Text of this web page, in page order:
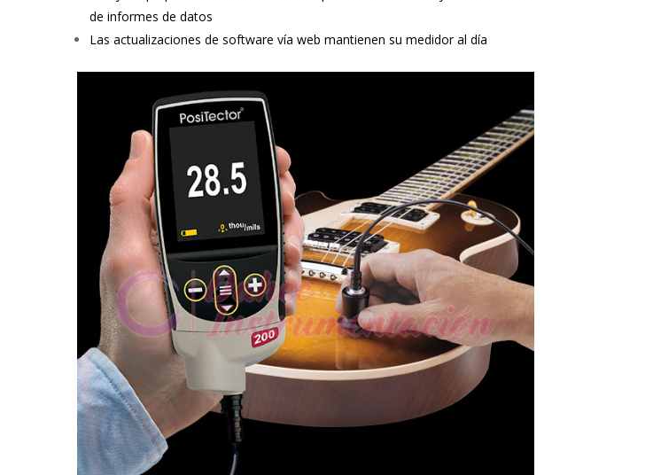
de informes de datos
Las actualizaciones de software vía web mantienen su medidor al día